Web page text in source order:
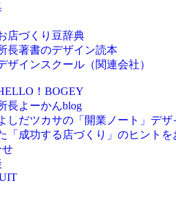
店づくり豆辞典
長著書のデザイン読本
ザインスクール（関連会社）
！BOGEY
長よーかんblog
しだツカサの「開業ノート」 デザ
「成功する店づくり」のヒントを
せ